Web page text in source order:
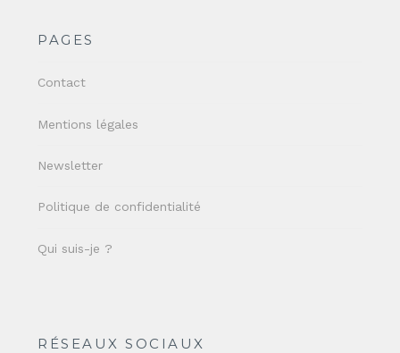
PAGES
Contact
Mentions légales
Newsletter
Politique de confidentialité
Qui suis-je ?
RÉSEAUX SOCIAUX